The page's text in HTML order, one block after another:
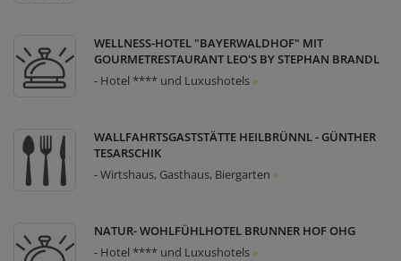
WELLNESS-HOTEL "BAYERWALDHOF" MIT
GOURMETRESTAURANT LEO'S BY STEPHAN BRANDL
- Hotel **** und Luxushotels »
WALLFAHRTSGASTSTÄTTE HEILBRÜNNL - GÜNTHER
TESARSCHIK
- Wirtshaus, Gasthaus, Biergarten »
NATUR- WOHLFÜHLHOTEL BRUNNER HOF OHG
- Hotel **** und Luxushotels »